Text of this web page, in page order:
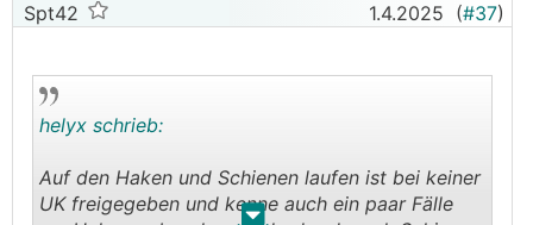
Spt42 1.4.2025 (#37)
. .
helyx schrieb:
Auf den Haken und Schienen laufen ist bei keiner
UK freigegeben und kenne auch ein paar Fälle